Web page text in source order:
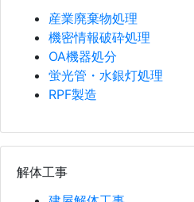
産業廃棄物処理
機密情報破砕処理
OA機器処分
蛍光管・水銀灯処理
RPF製造
解体工事